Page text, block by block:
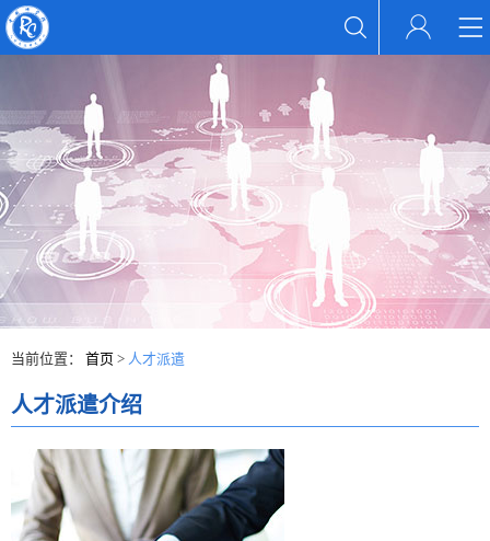
当前位置： 首页 > 人才派遣
人才派遣介绍